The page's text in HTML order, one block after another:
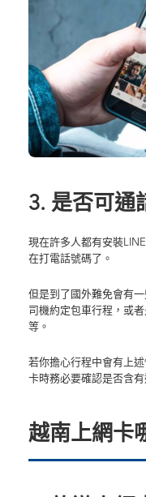
3. 是否可通
現在許多人都有安裝
在打電話號碼了。
但是到了國外難免會有
司機約定包車行程，或
等。
若你擔心行程中會有上
卡時務必要確認是否含有
越南上網卡